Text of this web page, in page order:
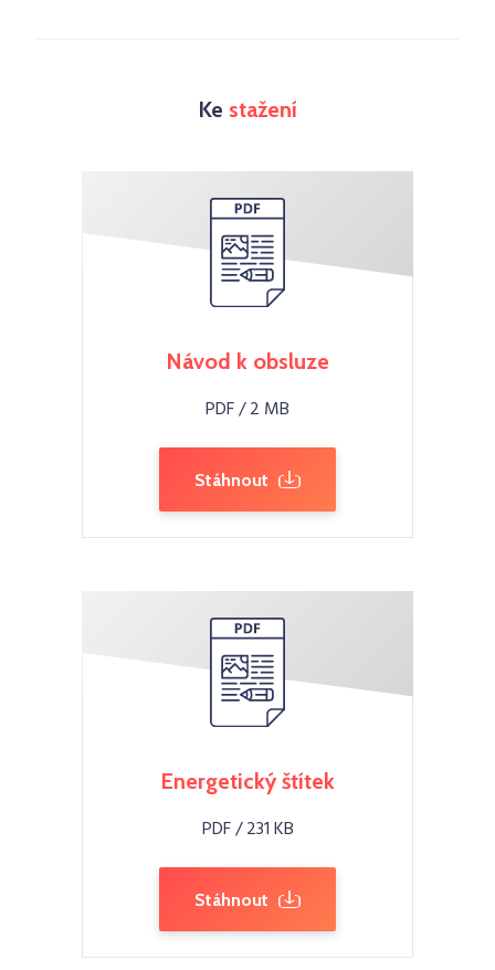
Ke stažení
Návod k obsluze
PDF / 2 MB
Stáhnout
Energetický štítek
PDF / 231 KB
Stáhnout